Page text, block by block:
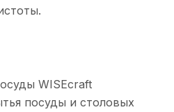
WISEcraft
посуды и столовых